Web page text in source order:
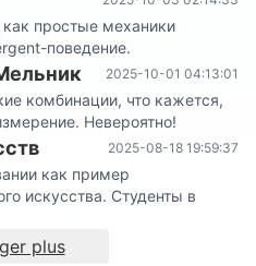
простые механики
поведение.
2025-10-01 04:13:01
комбинации, что кажется,
Невероятно!
2025-08-18 19:59:37
как пример
искусства. Студенты в
plus